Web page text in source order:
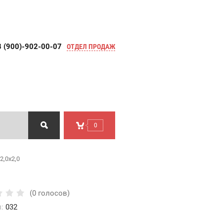
(900)-902-00-07 ОТДЕЛ ПРОДАЖ
0
(0 голосов)
032